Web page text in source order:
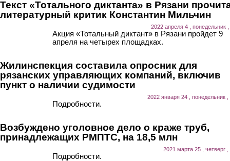
Текст «Тотального диктанта» в Рязани
литературный критик Константин Мильчин
2022 апреля 4 , понедельник ,
Акция «Тотальный диктант» в Рязани пройдет 9
апреля на четырех площадках.
Жилинспекция составила опросник для
рязанских управляющих компаний, включив
пункт о наличии судимости
2022 января 24 , понедельник ,
Подробности.
Возбуждено уголовное дело о краже труб,
принадлежащих РМПТС, на 18,5 млн
2021 марта 25 , четверг ,
Подробности.